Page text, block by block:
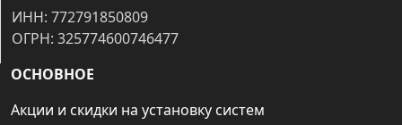
ИНН: 772791850809
ОГРН: 325774600746477
ОСНОВНОЕ
Акции и скидки на установку систем